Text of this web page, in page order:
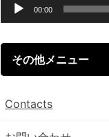
00:00
その他メニュー
Contacts